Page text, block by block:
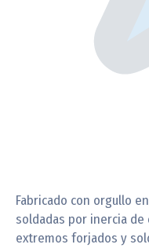
Fabricado con orgullo
soldadas por inercia de
extremos forjados y